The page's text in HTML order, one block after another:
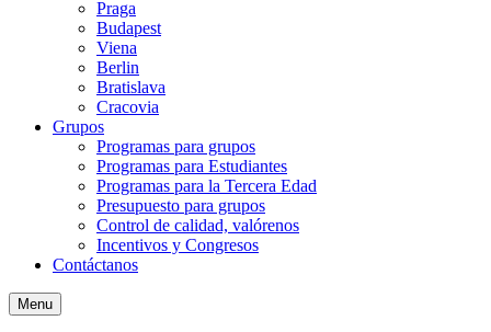
Praga
Budapest
Viena
Berlin
Bratislava
Cracovia
Grupos
Programas para grupos
Programas para Estudiantes
Programas para la Tercera Edad
Presupuesto para grupos
Control de calidad, valórenos
Incentivos y Congresos
Contáctanos
Menu